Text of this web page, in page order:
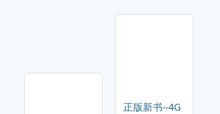
正版新书--4G